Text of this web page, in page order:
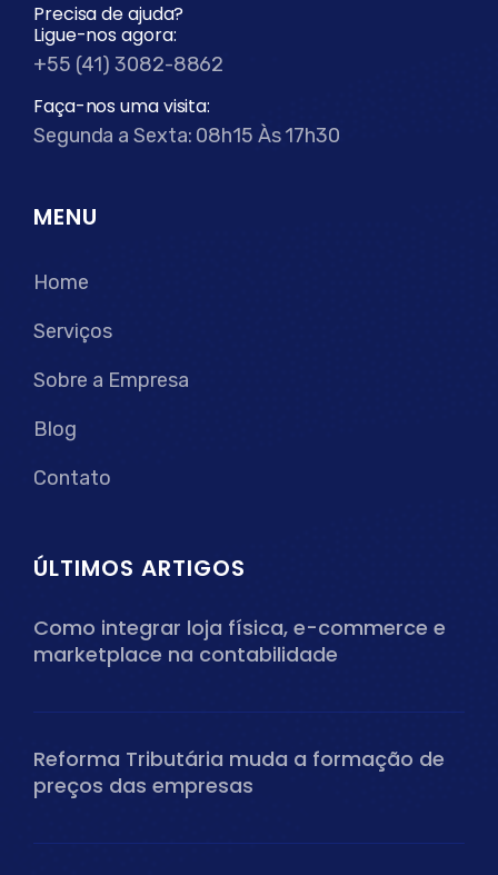
Precisa de ajuda?
Ligue-nos agora:
+55 (41) 3082-8862
Faça-nos uma visita:
Segunda a Sexta: 08h15 Às 17h30
MENU
Home
Serviços
Sobre a Empresa
Blog
Contato
ÚLTIMOS ARTIGOS
Como integrar loja física, e-commerce e
marketplace na contabilidade
Reforma Tributária muda a formação de
preços das empresas